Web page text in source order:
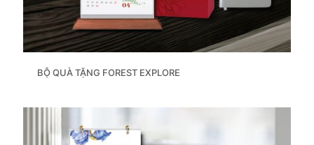
BỘ QUÀ TẶNG FOREST EXPLORE